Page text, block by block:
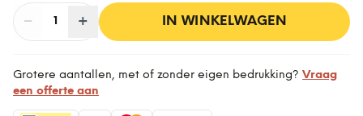
− Aantal
1 + IN WINKELWAGEN
Grotere aantallen, met of zonder eigen bedrukking? Vraag
een offerte aan